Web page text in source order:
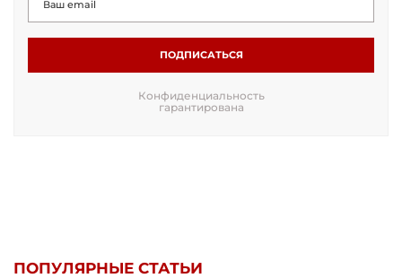
ПОДПИСАТЬСЯ
Конфиденциальность
гарантирована
ПОПУЛЯРНЫЕ СТАТЬИ